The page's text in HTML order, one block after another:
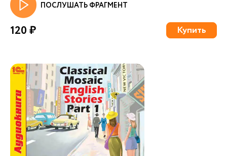
ПОСЛУШАТЬ ФРАГМЕНТ
120 ₽ Купить